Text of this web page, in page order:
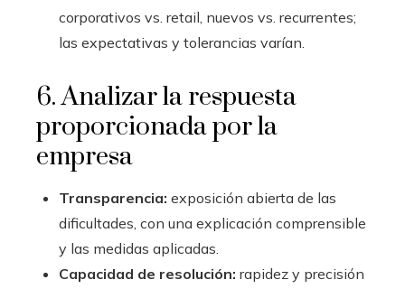
corporativos vs. retail, nuevos vs. recurrentes;
las expectativas y tolerancias varían.
6. Analizar la respuesta
proporcionada por la
empresa
Transparencia: exposición abierta de las
dificultades, con una explicación comprensible
y las medidas aplicadas.
Capacidad de resolución: rapidez y precisión